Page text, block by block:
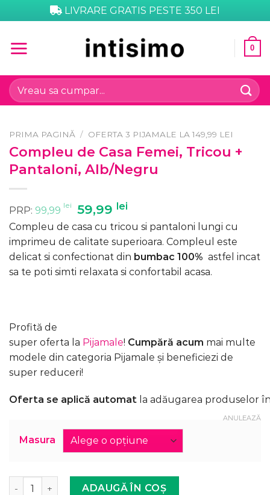
to
LIVRARE GRATIS PESTE 350 LEI
0
Caută
după:
PRIMA PAGINĂ / OFERTA 3 PIJAMALE LA 149,99 LEI
Compleu de Casa Femei, Tricou +
Pantaloni, Alb/Negru
PRP: 99,99 lei
Prețul
fost:
99,99 lei.
59,99 leiPrețul
curent
este:
59,99 lei.
Compleu de casa cu tricou si pantaloni lungi cu
imprimeu de calitate superioara. Compleul este
delicat si confectionat din bumbac 100% astfel incat
sa te poti simti relaxata si confortabil acasa.
Profită de
super oferta la Pijamale! Cumpără acum mai multe
modele din categoria Pijamale și beneficiezi de
super reduceri!
Oferta se aplică automat la adăugarea produselor
Masura
ANULEAZĂ
Cantitate Compleu de Casa Femei, Tricou + Pantaloni,
ADAUGĂ ÎN COȘ